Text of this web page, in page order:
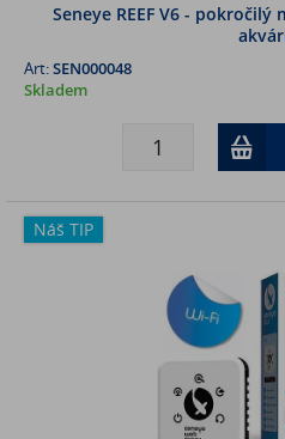
Seneye REEF V6 -
Art:SEN000048
Skladem
Náš TIP